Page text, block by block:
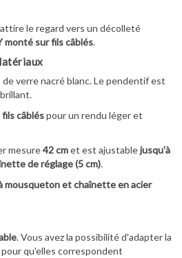
attire le regard vers un décolleté
monté sur fils câblés.
de verre nacré blanc. Le pendentif est
fils câbléspour un rendu léger et
mesure42 cmet est ajustablejusqu'à
de réglage (5 cm).
mousqueton et chaînette en acier
. Vous avez la possibilité d'adapter la
qu'elles correspondent